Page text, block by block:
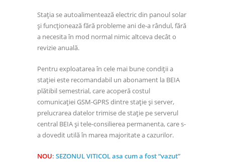
Stația se autoalimentează electric din panoul solar
şi funcționează fără probleme ani de-a rândul, fără
a necesita în mod normal nimic altceva decât o
revizie anuală.
Pentru exploatarea în cele mai bune condiții a
stației este recomandabil un abonament la BEIA
plătibil semestrial, care acoperă costul
comunicației GSM-GPRS dintre stație și server,
prelucrarea datelor trimise de stație pe serverul
central BEIA și tele-consilierea permanenta, care s-
a dovedit utilă în marea majoritate a cazurilor.
NOU: SEZONUL VITICOL asa cum a fost “vazut”